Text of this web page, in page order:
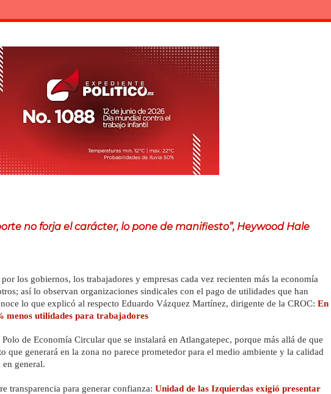
no forja el carácter, lo pone de manifiesto”, Heywood Hale
los gobiernos, los trabajadores y empresas cada vez recienten más la economía
así lo observan organizaciones sindicales con el pago de utilidades que han
lo que explicó al respecto Eduardo Vázquez Martínez, dirigente de la CROC: En
menos utilidades para trabajadores
de Economía Circular que se instalará en Atlangatepec, porque más allá de que
que generará en la zona no parece prometedor para el medio ambiente y la calidad
general.
transparencia para generar confianza: Unidad de las Izquierdas exigió presentar